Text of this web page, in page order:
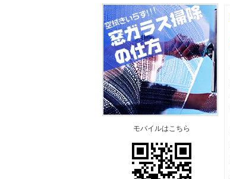
モバイルはこちら